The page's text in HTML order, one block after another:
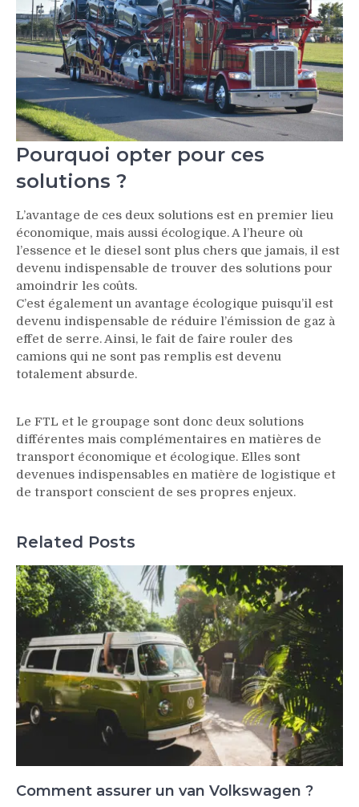
Pourquoi opter pour ces
solutions ?
L’avantage de ces deux solutions est en premier lieu
économique, mais aussi écologique. A l’heure où
l’essence et le diesel sont plus chers que jamais, il est
devenu indispensable de trouver des solutions pour
amoindrir les coûts.
C’est également un avantage écologique puisqu’il est
devenu indispensable de réduire l’émission de gaz à
effet de serre. Ainsi, le fait de faire rouler des
camions qui ne sont pas remplis est devenu
totalement absurde.
Le FTL et le groupage sont donc deux solutions
différentes mais complémentaires en matières de
transport économique et écologique. Elles sont
devenues indispensables en matière de logistique et
de transport conscient de ses propres enjeux.
Related Posts
Comment assurer un van Volkswagen ?